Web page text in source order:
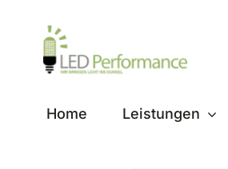
springen
Home Leistungen